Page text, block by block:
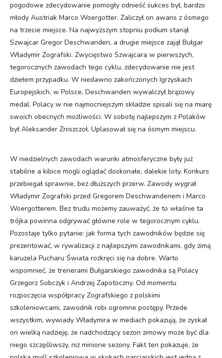
pogodowe zdecydowanie pomogły odnieść sukces był, bardzo
młody Austriak Marco Woergotter. Zaliczył on awans z ósmego
na trzecie miejsce. Na najwyższym stopniu podium stanął
Szwajcar Gregor Deschwanden, a drugie miejsce zajął Bułgar
Władymir Zografski. Zwycięstwo Szwajcara w pierwszych,
tegorocznych zawodach tego cyklu, zdecydowanie nie jest
dziełem przypadku. W niedawno zakończonych Igrzyskach
Europejskich, w Polsce, Deschwanden wywalczył brązowy
medal. Polacy w nie najmocniejszym składzie spisali się na miarę
swoich obecnych możliwości. W sobotę najlepszym z Polaków
był Aleksander Zniszczoł. Uplasował się na ósmym miejscu.
W niedzielnych zawodach warunki atmosferyczne były już
stabilne a kibice mogli oglądać doskonałe, dalekie loty. Konkurs
przebiegał sprawnie, bez dłuższych przerw. Zawody wygrał
Władymir Zografski przed Gregorem Deschwandenem i Marco
Woergotterem. Bez trudu możemy zauważyć, że to właśnie ta
trójka powinna odgrywać główne role w tegorocznym cyklu.
Pozostaje tylko pytanie: jak forma tych zawodników będzie się
prezentować, w rywalizacji z najlepszymi zawodnikami, gdy zimą
karuzela Pucharu Świata rozkręci się na dobre. Warto
wspomnieć, że trenerami Bułgarskiego zawodnika są Polacy
Grzegorz Sobczyk i Andrzej Zapotoczny. Od momentu
rozpoczęcia współpracy Zografskiego z polskimi
szkoleniowcami, zawodnik robi ogromne postępy. Przede
wszystkim, wywiady Władymira w mediach pokazują, że zyskał
on wielką nadzieję, że nadchodzący sezon zimowy może być dla
niego szczęśliwszy, niż minione sezony. Fakt ten pokazuje, że